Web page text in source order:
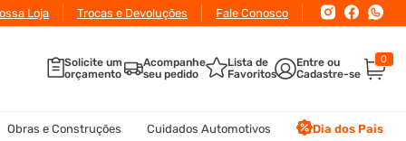
Loja Trocas e Devoluções Fale Conosco
Solicite um
orçamento
Acompanhe
seu pedido
Lista de
Favoritos
0
Obras e Construções Cuidados Automotivos Dia dos Pais